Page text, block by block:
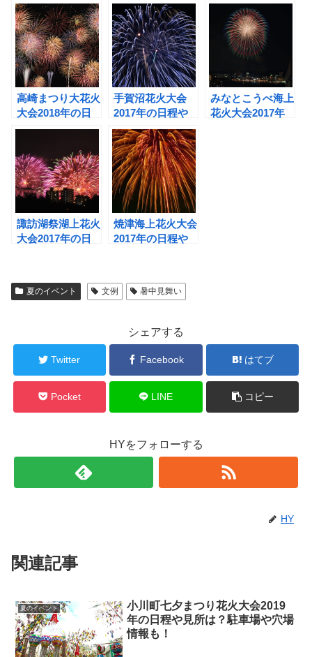
例もご紹介しま
す。
穴場もチェック！
車場や穴場もあり
ますよ！
高崎まつり大花火
大会2018年の日
程や見所は？カッ
穴場も！
手賀沼花火大会
2017年の日程や
見所は？駐車場や
穴場などもチェッ
ク！
みなとこうべ海上
花火大会2017年
諏訪湖祭湖上花火
大会2017年の日
介！
焼津海上花火大会
2017年の日程や
夏のイベント 文例 暑中見舞い
シェアする
Twitter Facebook はてブ
Pocket LINE コピー
HYをフォローする
HY
関連記事
夏のイベント
小川町七夕まつり花火大会2019
年の日程や見所は？駐車場や穴場
情報も！